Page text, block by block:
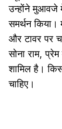
उन्होंने मुआवजे
समर्थन
और टावर पर
सोना राम,
शामिल है।
चाहिए।